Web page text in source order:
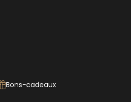
Bons-cadeaux